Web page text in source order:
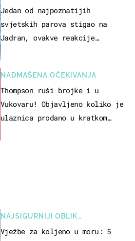
Jedan od najpoznatijih
svjetskih parova stigao na
Jadran, ovakve reakcije
NADMAŠENA OČEKIVANJA
Thompson ruši brojke i u
Vukovaru! Objavljeno koliko je
ulaznica prodano u kratkom
NAJSIGURNIJI OBLIK
REKREACIJE
Vježbe za koljeno u moru: 5